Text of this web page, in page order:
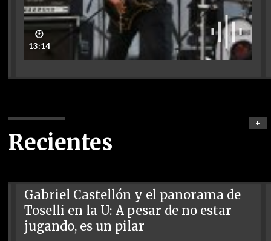
🕑
13:14
Recientes
+
Gabriel Castellón y el panorama de
Toselli en la U: A pesar de no estar
jugando, es un pilar